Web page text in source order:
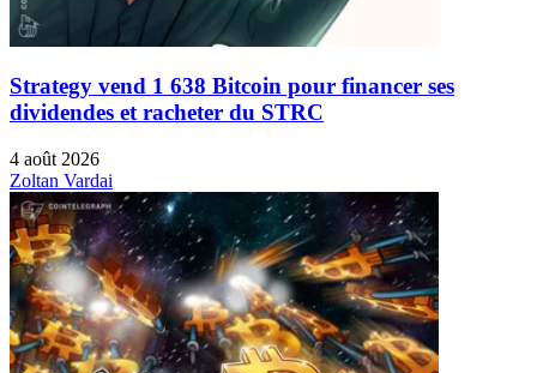
Strategy vend 1 638 Bitcoin pour financer ses
dividendes et racheter du STRC
4 août 2026
Zoltan Vardai